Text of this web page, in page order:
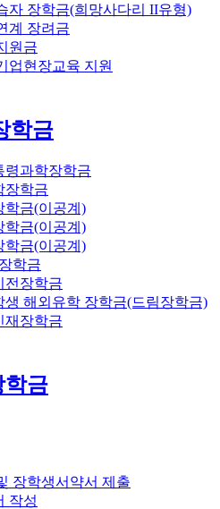
자 장학금(희망사다리 II유형)
계 장려금
원금
업현장교육 지원
학금
령과학장학금
장학금
학금(이공계)
학금(이공계)
학금(이공계)
학금
전장학금
생 해외유학 장학금(드림장학금)
재장학금
학금
장학생서약서 제출
작성